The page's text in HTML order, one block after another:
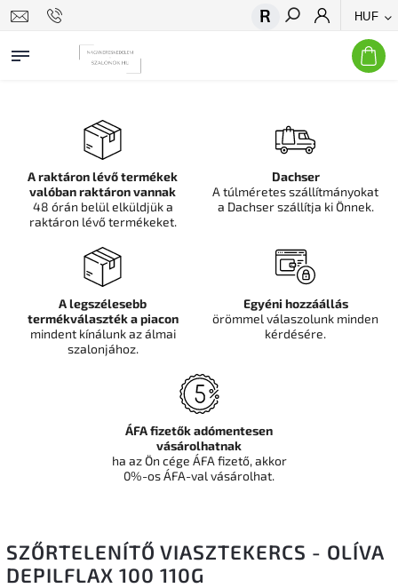
HUF
Keresés
SZŐRTELENÍTŐ VIASZTEKERCS - OLÍVA
DEPILFLAX 100 110G
A raktáron lévő termékek
valóban raktáron vannak
48 órán belül elküldjük a
raktáron lévő termékeket.
Dachser
A túlméretes szállítmányokat
a Dachser szállítja ki Önnek.
A legszélesebb
termékválaszték a piacon
mindent kínálunk az álmai
szalonjához.
Egyéni hozzáállás
örömmel válaszolunk minden
kérdésére.
ÁFA fizetők adómentesen
vásárolhatnak
ha az Ön cége ÁFA fizető, akkor
0%-os ÁFA-val vásárolhat.